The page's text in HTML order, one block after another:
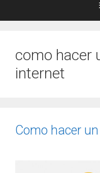
como hacer
internet
Como hacer